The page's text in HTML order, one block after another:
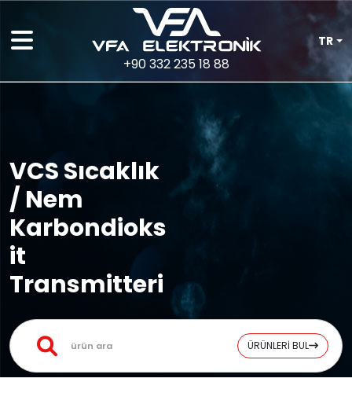
+90 332 235 18 88
TR
VCS Sıcaklık
/ Nem
Karbondioks
it
Transmitteri
ÜRÜNLERİ BUL